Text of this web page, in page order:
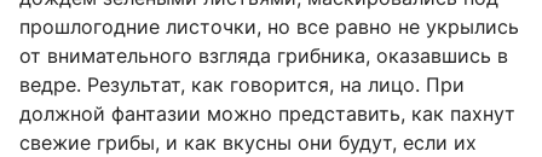
прошлогодние листочки, но все равно не укрылись
от внимательного взгляда грибника, оказавшись в
ведре. Результат, как говорится, на лицо. При
должной фантазии можно представить, как пахнут
свежие грибы, и как вкусны они будут, если их